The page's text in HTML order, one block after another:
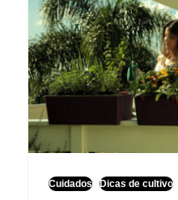
Cuidados Dicas de cultivo